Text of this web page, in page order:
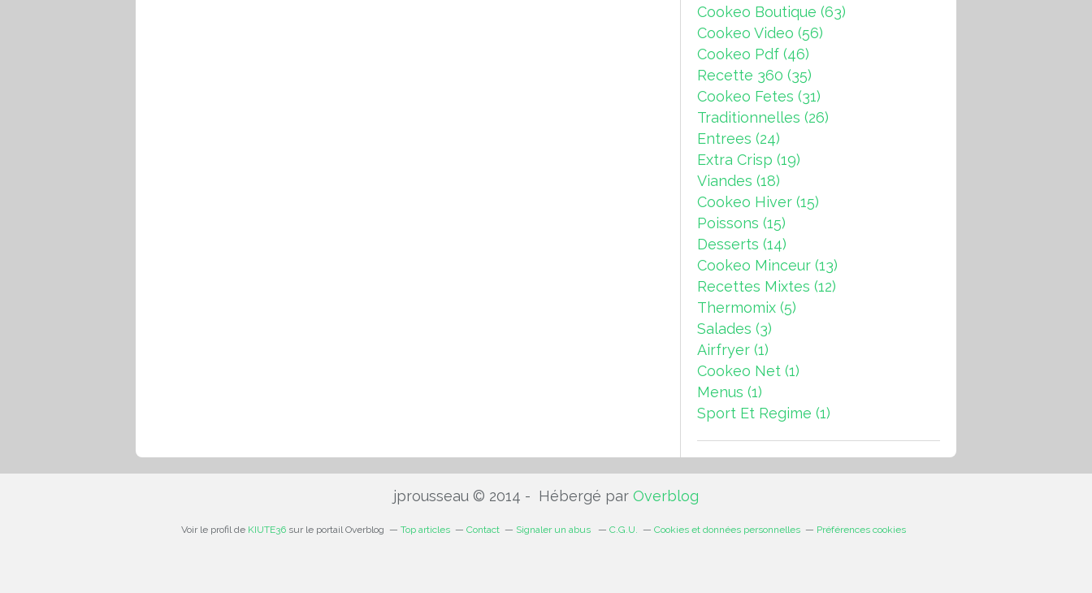
Cookeo Boutique (63)
Cookeo Video (56)
Cookeo Pdf (46)
Recette 360 (35)
Cookeo Fetes (31)
Traditionnelles (26)
Entrees (24)
Extra Crisp (19)
Viandes (18)
Cookeo Hiver (15)
Poissons (15)
Desserts (14)
Cookeo Minceur (13)
Recettes Mixtes (12)
Thermomix (5)
Salades (3)
Airfryer (1)
Cookeo Net (1)
Menus (1)
Sport Et Regime (1)
jprousseau © 2014 - Hébergé par Overblog
Voir le profil de KIUTE36 sur le portail Overblog Top articles Contact Signaler un abus C.G.U. Cookies et données personnelles Préférences cookies